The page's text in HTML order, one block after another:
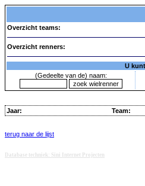
Overzicht teams:
Overzicht renners:
U
(Gedeelte van de) naam:
Jaar: Team:
terug naar de lijst
Database techniek: Sini Internet Projecten